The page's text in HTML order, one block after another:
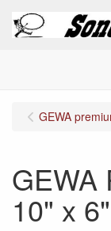
GEWA
GEWA
10" x 6"